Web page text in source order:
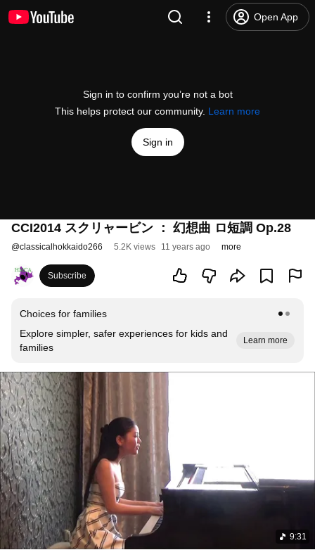
Open App
Sign in to confirm you’re not a bot
This helps protect our community. Learn more
Sign in
CCI2014 スクリャービン ： 幻想曲 ロ短調 Op.28
@classicalhokkaido266 5.2K views 11 years ago more
Subscribe
Choices for families
Explore simpler, safer experiences for kids and
families
Learn more
9:31